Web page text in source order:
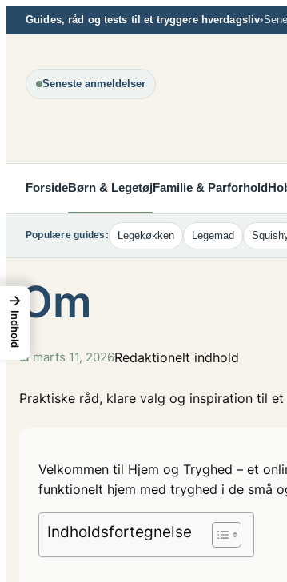
Spring
til
Guides, råd og tests til et tryggere hverdagsliv•
Seneste anmeldelser
ForsideBørn & LegetøjFamilie & Parforhold
Populære guides: Legekøkken Legemad
Om
marts 11, 2026Redaktionelt indhold
Praktiske råd, klare valg og inspiration til
Velkommen til Hjem og Tryghed – et
funktionelt hjem med tryghed i de små
Indholdsfortegnelse
→
Indhold